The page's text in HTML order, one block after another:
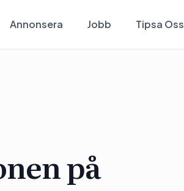
Annonsera Jobb Tipsa Oss
på